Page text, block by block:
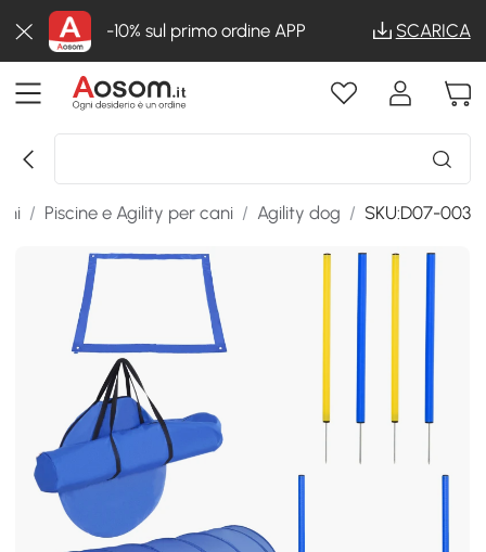
-10% sul primo ordine APP SCARICA
/ Piscine e Agility per cani / Agility dog / SKU:D07-003